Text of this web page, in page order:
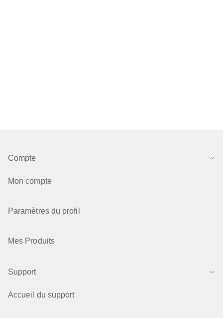
Compte
Mon compte
Paramètres du profil
Mes Produits
Support
Accueil du support